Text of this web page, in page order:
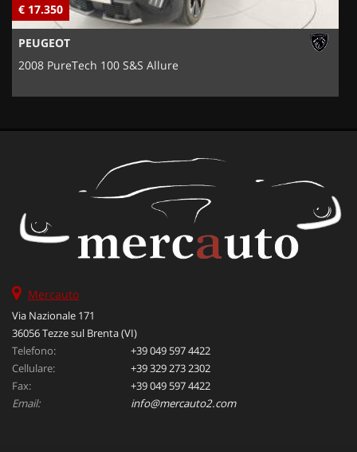
€ 17.350
PEUGEOT
2008 PureTech 100 S&S Allure
Mercauto
Via Nazionale 171
36056 Tezze sul Brenta (VI)
Telefono:
+39 049 597 4422
Cellulare:
+39 329 273 2302
Fax:
+39 049 597 4422
Email:
info@mercauto2.com